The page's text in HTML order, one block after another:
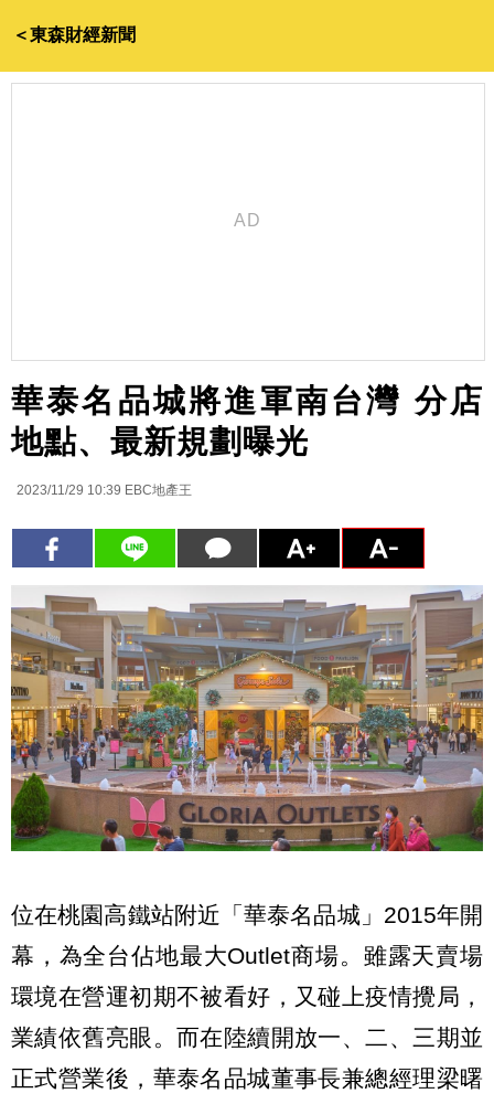
＜東森財經新聞
華泰名品城將進軍南台灣 分店
地點、最新規劃曝光
2023/11/29 10:39 EBC地產王
位在桃園高鐵站附近「華泰名品城」2015年開
幕，為全台佔地最大Outlet商場。雖露天賣場
環境在營運初期不被看好，又碰上疫情攪局，
業績依舊亮眼。而在陸續開放一、二、三期並
正式營業後，華泰名品城董事長兼總經理梁曙